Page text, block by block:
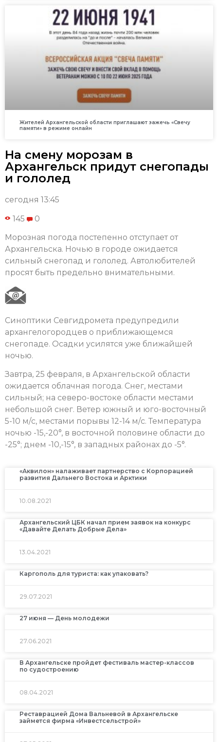
Жителей Архангельской области приглашают зажечь «Свечу
памяти» в режиме онлайн
На смену морозам в
Архангельск придут снегопады
и гололед
сегодня 13:45
145 0
Морозная погода постепенно отступает от
Архангельска. Ночью в городе ожидается
сильный снегопад и гололед. Автолюбителей
просят быть предельно внимательными.
Синоптики Севгидромета предупредили
архангелогородцев о приближающемся
снегопаде. Осадки усилятся уже ближайшей
ночью.
Завтра, 25 февраля, в Архангельской области
ожидается облачная погода. Снег, местами
сильный; на северо-востоке области местами
небольшой снег. Ветер южный и юго-восточный
5-10 м/с, местами порывы 12-14 м/с. Температура
ночью -15,-20°, в восточной половине области до
-25°; днем -10,-15°, в западных районах до -5°.
«Аквилон» налаживает партнерство с Корпорацией
развития Дальнего Востока и Арктики
10.08.2021
Архангельский ЦБК начал прием заявок на конкурс
«Давайте Делать Добрые Дела»
13.04.2021
Каргополь для туриста: как упаковать?
29.07.2021
27 июня — День молодежи
27.06.2021
В Архангельске пройдет фестиваль мастер-классов
по судостроению
08.04.2021
Реставрацией Дома Вальневой в Архангельске
займется фирма «Инвестсельстрой»